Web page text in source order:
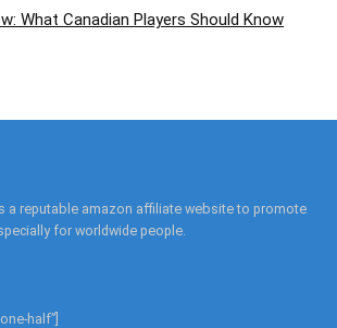
What Canadian Players Should Know
a reputable amazon affiliate website to promote
for worldwide people.
half”]